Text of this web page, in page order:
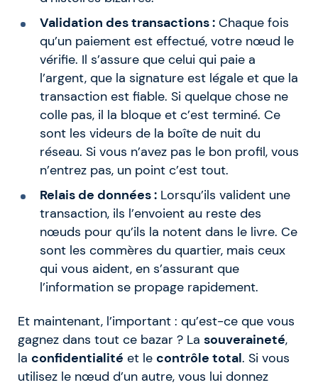
Validation des transactions :Chaque fois
qu’un paiement est effectué, votre nœud le
vérifie. Il s’assure que celui qui paie a
l’argent, que la signature est légale et que la
transaction est fiable. Si quelque chose ne
colle pas, il la bloque et c’est terminé. Ce
sont les videurs de la boîte de nuit du
réseau. Si vous n’avez pas le bon profil, vous
n’entrez pas, un point c’est tout.
Relais de données :Lorsqu’ils valident une
transaction, ils l’envoient au reste des
nœuds pour qu’ils la notent dans le livre. Ce
sont les commères du quartier, mais ceux
qui vous aident, en s’assurant que
l’information se propage rapidement.
Et maintenant, l’important : qu’est-ce que vous
gagnez dans tout ce bazar ? La souveraineté,
la confidentialité et le contrôle total. Si vous
utilisez le nœud d’un autre, vous lui donnez